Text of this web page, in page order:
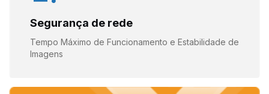
Segurança de rede
Tempo Máximo de Funcionamento e Estabilidade de
Imagens